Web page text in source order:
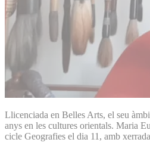
Llicenciada en Belles Arts, el seu
anys en les cultures orientals. Maria
cicle Geografies el dia 11, amb